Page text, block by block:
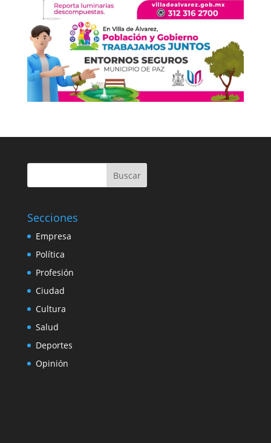
Buscar
Secciones
Empresa
Política
Profesión
Ciudad
Cultura
Salud
Deportes
Opinión